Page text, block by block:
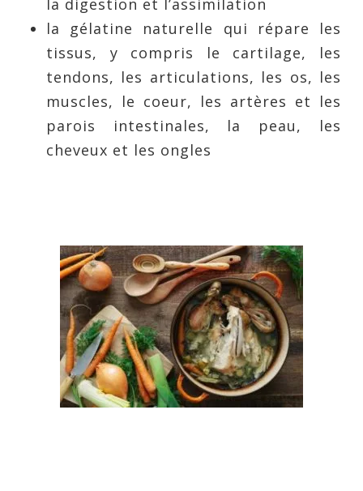
la digestion et l’assimilation
la gélatine naturelle qui répare les
tissus, y compris le cartilage, les
tendons, les articulations, les os, les
muscles, le coeur, les artères et les
parois intestinales, la peau, les
cheveux et les ongles